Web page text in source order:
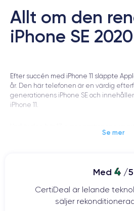
Allt om den
iPhone SE 2020
Efter succén med iPhone 11 släppte
år. Den här telefonen är en värdig
generationens iPhone SE och
iPhone 11.
varianter gör Apple det igen några
tillkännage 2020 års iPhone SE. Nu är
Se mer
Med 4 /5
CertiDeal är lelande
säljer